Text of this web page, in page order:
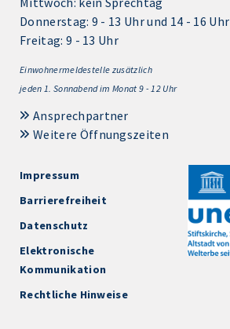
Donnerstag: 9 - 13 Uhr und 14 - 16 Uhr
Freitag: 9 - 13 Uhr
Einwohnermeldestelle zusätzlich
jeden 1. Sonnabend im Monat 9 - 12 Uhr
Ansprechpartner
Weitere Öffnungszeiten
Impressum
Barrierefreiheit
Datenschutz
Elektronische
Kommunikation
Rechtliche Hinweise